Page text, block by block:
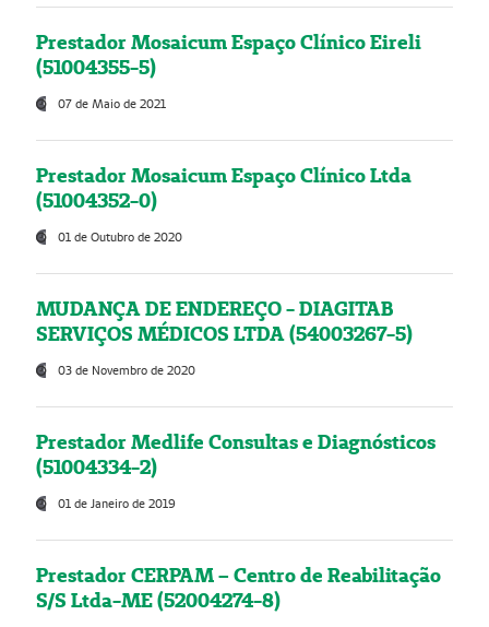
Prestador Mosaicum Espaço Clínico Eireli
(51004355-5)
07 de Maio de 2021
Prestador Mosaicum Espaço Clínico Ltda
(51004352-0)
01 de Outubro de 2020
MUDANÇA DE ENDEREÇO - DIAGITAB
SERVIÇOS MÉDICOS LTDA (54003267-5)
03 de Novembro de 2020
Prestador Medlife Consultas e Diagnósticos
(51004334-2)
01 de Janeiro de 2019
Prestador CERPAM – Centro de Reabilitação
S/S Ltda-ME (52004274-8)